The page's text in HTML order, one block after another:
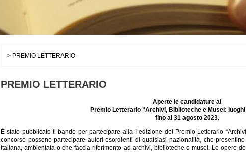
> PREMIO LETTERARIO
PREMIO LETTERARIO
Aperte le candidature al
Premio Letterario “Archivi, Biblioteche e Musei:
fino al 31 agosto 2023.
È stato pubblicato il bando per partecipare alla I edizione del Premio Letterario
concorso possono partecipare autori esordienti di qualsiasi nazionalità, che
italiana, ambientata o che faccia riferimento ad archivi, biblioteche o musei. Le opere